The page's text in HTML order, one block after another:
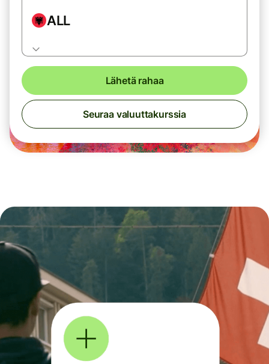
ALL
Lähetä rahaa
Seuraa valuuttakurssia